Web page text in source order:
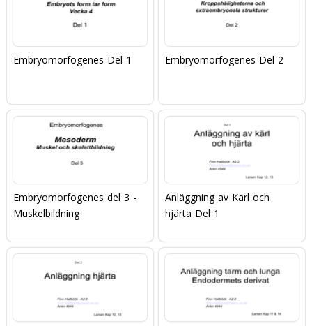
Embryomorfogenes Del 1 Embryomorfogenes Del 2
Embryomorfogenes del 3 -
Muskelbildning
Anläggning av Kärl och
hjärta Del 1